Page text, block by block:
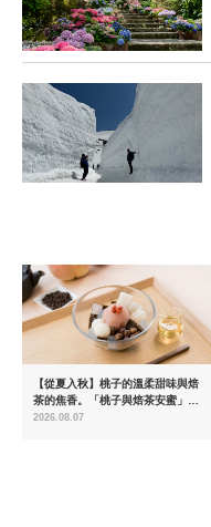
【從夏入秋】桃子的溫柔甜味與焙
茶的焦香。「桃子與焙茶安蜜」將
於8月中旬起限時販售
2026.08.07